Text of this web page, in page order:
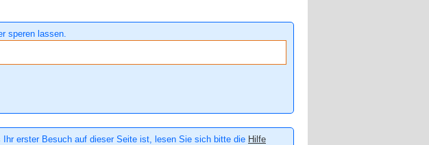
speren lassen.
erster Besuch auf dieser Seite ist, lesen Sie sich bitte die Hilfe